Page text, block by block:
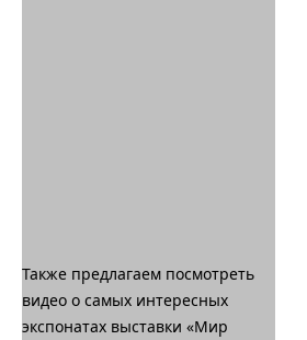
Также предлагаем посмотреть
видео о самых интересных
экспонатах выставки «Мир